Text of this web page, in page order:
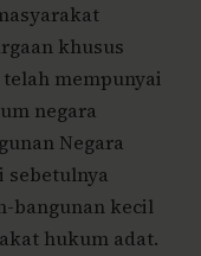
khusus
mempunyai
negara
Negara
sebetulnya
bangunan kecil
hukum adat.